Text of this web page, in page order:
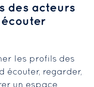
des acteurs
écouter
les profils des
écouter, regarder,
un espace